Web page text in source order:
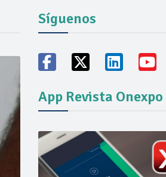
mercado
Síguenos
App Revista Onexpo